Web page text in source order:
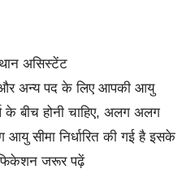
असिस्टेंट
अन्य पद के लिए आपकी आयु
के बीच होनी चाहिए, अलग अलग
सीमा निर्धारित की गई है इसके
जरूर पढ़ें